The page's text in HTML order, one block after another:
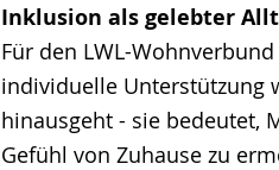
Inklusion als gelebter
Für den LWL-
individuelle Unterstützung
hinausgeht - sie bedeutet,
Gefühl von Zuhause zu